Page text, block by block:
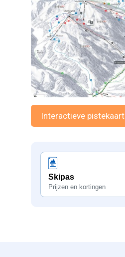
Interactieve pistekaart
Skipas
Prijzen en kortingen